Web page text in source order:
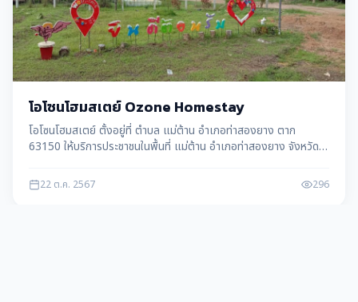
โอโซนโฮมสเตย์ Ozone Homestay
โอโซนโฮมสเตย์ ตั้งอยู่ที่ ตำบล แม่ต้าน อำเภอท่าสองยาง ตาก
63150 ให้บริการประชาชนในพื้นที่ แม่ต้าน อำเภอท่าสองยาง จังหวัด
22 ต.ค. 2567 296